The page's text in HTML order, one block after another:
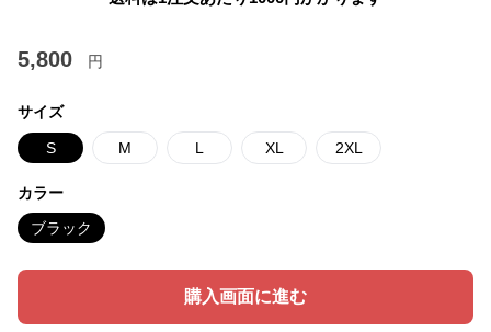
5,800 円
サイズ
S M L XL 2XL
カラー
ブラック
購入画面に進む